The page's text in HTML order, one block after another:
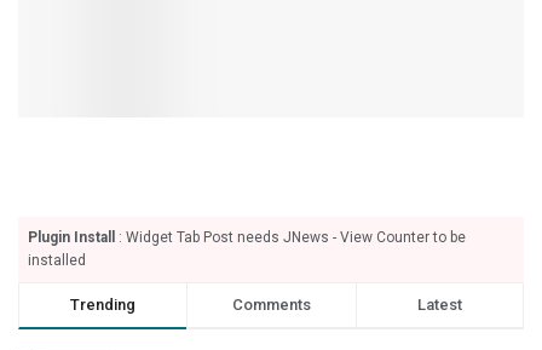
Plugin Install
: Widget Tab Post needs JNews - View Counter to be
installed
Trending Comments Latest